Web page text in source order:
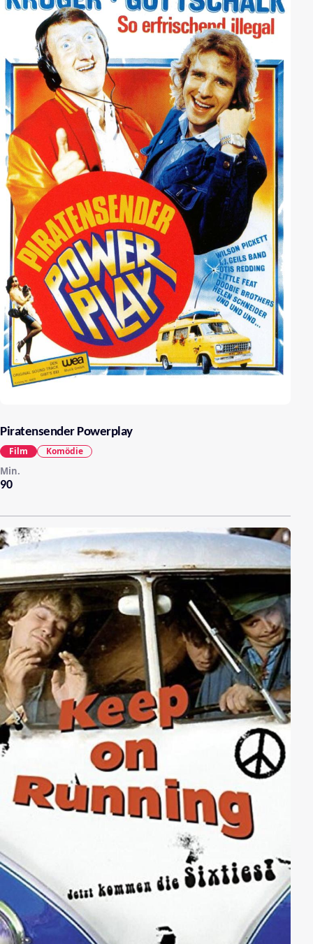
Piratensender Powerplay
90
Min.
Film Komödie